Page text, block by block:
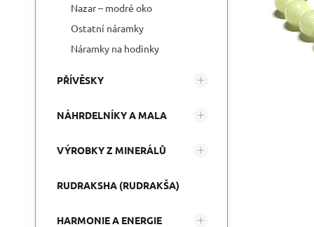
Nazar – modré oko
Ostatní náramky
Náramky na hodinky
PŘÍVĚSKY
NÁHRDELNÍKY A MALA
VÝROBKY Z MINERÁLŮ
RUDRAKSHA (RUDRAKŠA)
HARMONIE A ENERGIE